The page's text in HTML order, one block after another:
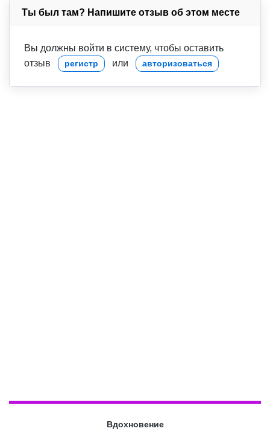
Ты был там? Напишите отзыв об этом месте
Вы должны войти в систему, чтобы оставить
отзыв
регистр или авторизоваться
Вдохновение